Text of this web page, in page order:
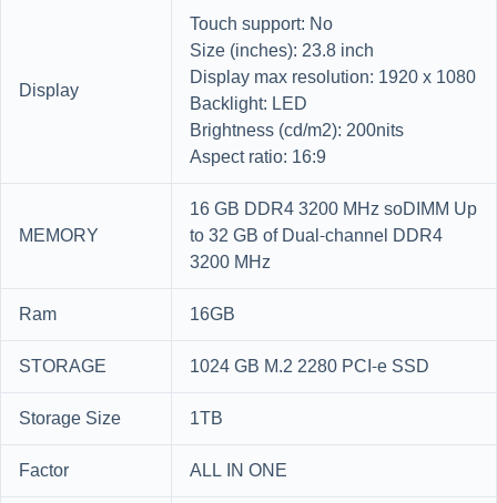
Display
Touch support: No
Size (inches): 23.8 inch
Display max resolution: 1920 x 1080
Backlight: LED
Brightness (cd/m2): 200nits
Aspect ratio: 16:9
MEMORY
16 GB DDR4 3200 MHz soDIMM Up
to 32 GB of Dual-channel DDR4
3200 MHz
Ram
16GB
STORAGE
1024 GB M.2 2280 PCI-e SSD
Storage Size
1TB
Factor
ALL IN ONE